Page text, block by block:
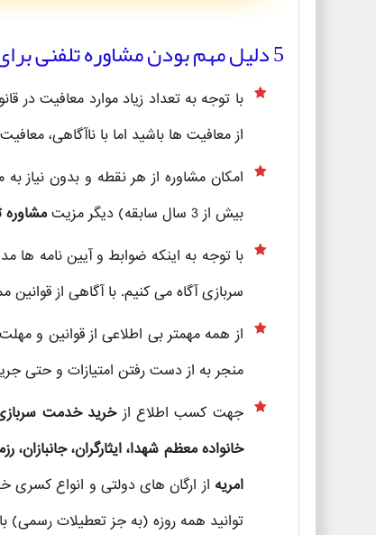
5 دلیل مهم بودن مشاوره تلفنی برای مشمولین خدمت سربازی
با توجه به تعداد زیاد موارد معافیت در
از معافیت ها باشید اما با ناآگاهی،
امکان مشاوره از هر نقطه و بدون نیاز
بیش از 3 سال سابقه) دیگر مزیت
مشاوره
با توجه به اینکه ضوابط و آیین نامه ها
سربازی آگاه می کنیم. با آگاهی از قوانین
از همه مهمتر بی اطلاعی از قوانین و
منجر به از دست رفتن امتیازات و حتی
جهت کسب اطلاع از خرید خدمت سربازی
خانواده معظم شهدا، ایثارگران، جانبازان،
امریه از ارگان های دولتی و انواع
توانید همه روزه (به جز تعطیلات رسمی)